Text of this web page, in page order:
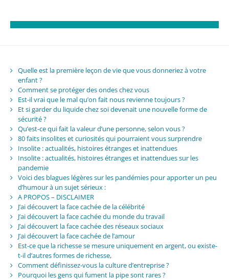
Quelle est la première leçon de vie que vous donneriez à votre
enfant ?
Comment se protéger des ondes chez vous
Est-il vrai que le mal qu’on fait nous revienne toujours ?
Et si garder du liquide chez soi devenait une nouvelle forme de
sécurité ?
Qu’est-ce qui fait la valeur d’une personne, selon vous ?
80 faits insolites et curiosités qui pourraient vous surprendre
Insolite : actualités, histoires étranges et inattendues
Insolite : actualités, histoires étranges et inattendues sur les
pandemie
Voici des blagues légères sur les pandémies pour apporter un peu
d’humour à un sujet sérieux :
A PROPOS – DISCLAIMER
J’ai découvert la face cachée de la célébrité
J’ai découvert la face cachée du monde du travail
J’ai découvert la face cachée des réseaux sociaux
J’ai découvert la face cachée de l’amour
Est-ce que la richesse se mesure uniquement en argent, ou existe-
t-il d’autres formes de richesse,
Comment définissez-vous la culture d’entreprise ?
Pourquoi les gens qui fument la pipe sont rares ?